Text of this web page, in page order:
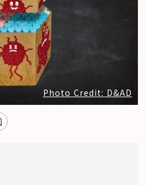
Photo Credit: D&AD